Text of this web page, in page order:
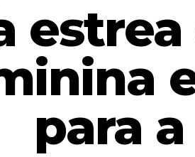
para